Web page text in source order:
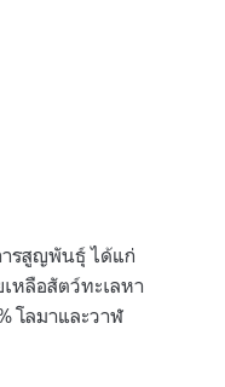
ารสูญพันธุ์ ได้แก่
หลือสัตว์ทะเลหา
โลมาและวาฬ